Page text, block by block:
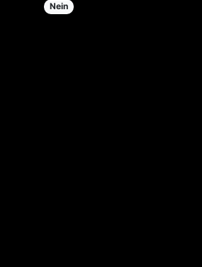
Nein